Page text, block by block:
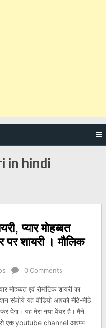
in hindi
प्यार मोहब्बत
पर शायरी । मौलिक
0 Comments
मोहब्बत एवं रोमांटिक शायरी का
संजोये यह वीडियो आपको मीठे-मीठे
देगा। यह मेरा नया वेंचर है। मैंने
से एक youtube channel आरम्भ